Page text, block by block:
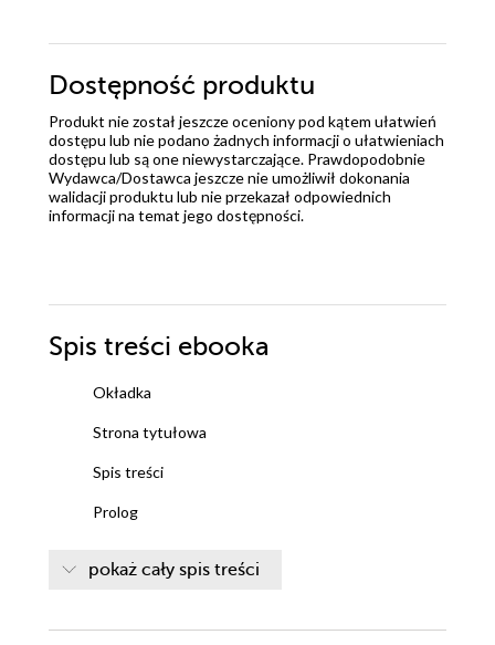
Dostępność produktu
Produkt nie został jeszcze oceniony pod kątem ułatwień
dostępu lub nie podano żadnych informacji o ułatwieniach
dostępu lub są one niewystarczające. Prawdopodobnie
Wydawca/Dostawca jeszcze nie umożliwił dokonania
walidacji produktu lub nie przekazał odpowiednich
informacji na temat jego dostępności.
Spis treści ebooka
Okładka
Strona tytułowa
Spis treści
Prolog
2016
pokaż cały spis treści